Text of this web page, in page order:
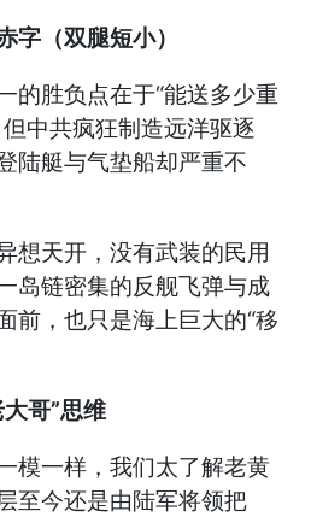
字（双腿短小）
胜负点在于“能送多少重
中共疯狂制造远洋驱逐
陆艇与气垫船却严重不
天开，没有武装的民用
岛链密集的反舰飞弹与成
前，也只是海上巨大的“移
哥”思维
一样，我们太了解老黄
至今还是由陆军将领把